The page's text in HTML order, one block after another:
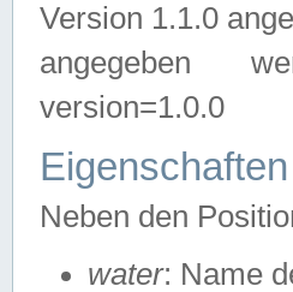
Version 1.1.0
angegeben
version=1.0.0
Neben den
water: Name